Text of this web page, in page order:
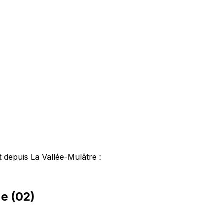
depuis La Vallée-Mulâtre :
(02)